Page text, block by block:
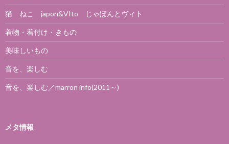
猫 ねこ japon&VIto じゃぽんとヴィト
着物・着付け・きもの
美味しいもの
音を、楽しむ
音を、楽しむ／marron info(2011～)
メタ情報